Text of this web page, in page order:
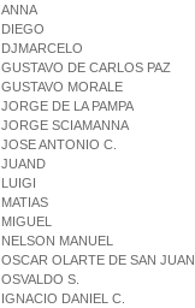
ANNA
DIEGO
DJMARCELO
GUSTAVO DE CARLOS PAZ
GUSTAVO MORALE
JORGE DE LA PAMPA
JORGE SCIAMANNA
JOSE ANTONIO C.
JUAND
LUIGI
MATIAS
MIGUEL
NELSON MANUEL
OSCAR OLARTE DE SAN JUAN
OSVALDO S.
IGNACIO DANIEL C.